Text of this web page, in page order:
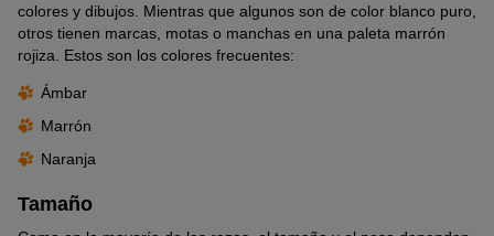
colores y dibujos. Mientras que algunos son de color blanco puro,
otros tienen marcas, motas o manchas en una paleta marrón
rojiza. Estos son los colores frecuentes:
Ámbar
Marrón
Naranja
Tamaño